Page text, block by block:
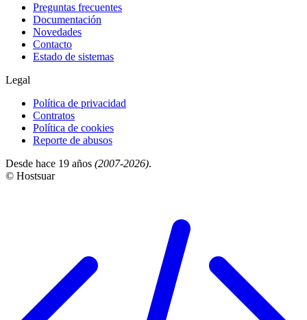
Preguntas frecuentes
Documentación
Novedades
Contacto
Estado de sistemas
Legal
Política de privacidad
Contratos
Política de cookies
Reporte de abusos
Desde hace 19 años (2007-2026).
© Hostsuar